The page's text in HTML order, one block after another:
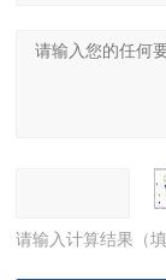
请输入计算结果（